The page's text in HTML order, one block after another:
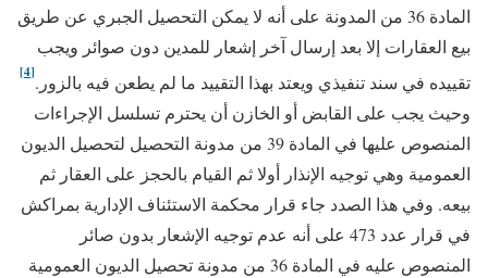
المادة 36 من المدونة على أنه لا يمكن التحصيل الجبري عن طريق
بيع العقارات إلا بعد إرسال آخر إشعار للمدين دون صوائر ويجب
تقييده في سند تنفيذي ويعتد بهذا التقييد ما لم يطعن فيه بالزور.[4]
وحيث يجب على القابض أو الخازن أن يحترم تسلسل الإجراءات
المنصوص عليها في المادة 39 من مدونة التحصيل لتحصيل الديون
العمومية وهي توجيه الإنذار أولا ثم القيام بالحجز على العقار ثم
بيعه. وفي هذا الصدد جاء قرار محكمة الاستئناف الإدارية بمراكش
في قرار عدد 473 على أنه عدم توجيه الإشعار بدون صائر
المنصوص عليه في المادة 36 من مدونة تحصيل الديون العمومية